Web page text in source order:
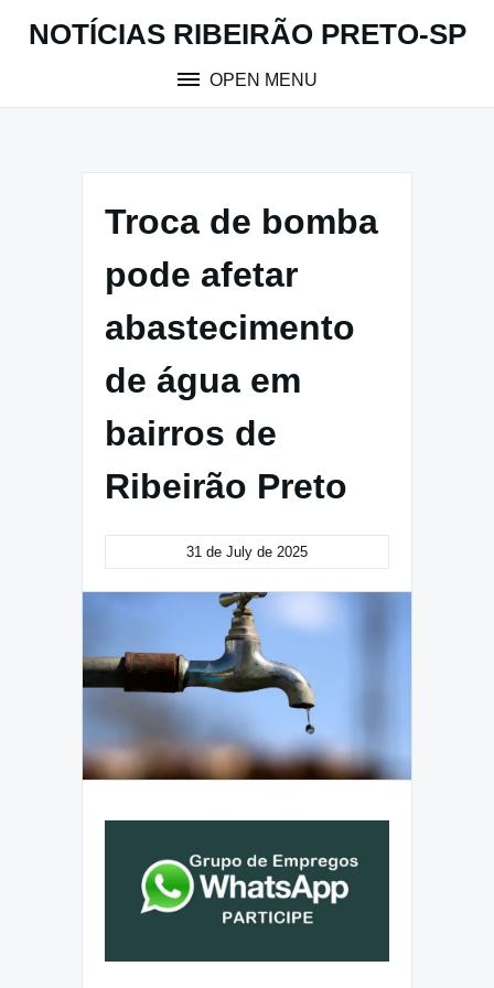
NOTÍCIAS RIBEIRÃO PRETO-SP
OPEN MENU
Troca de bomba
pode afetar
abastecimento
de água em
bairros de
Ribeirão Preto
31 de July de 2025